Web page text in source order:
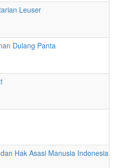
Leuser
Dulang Panta
Hak Asasi Manusia Indonesia